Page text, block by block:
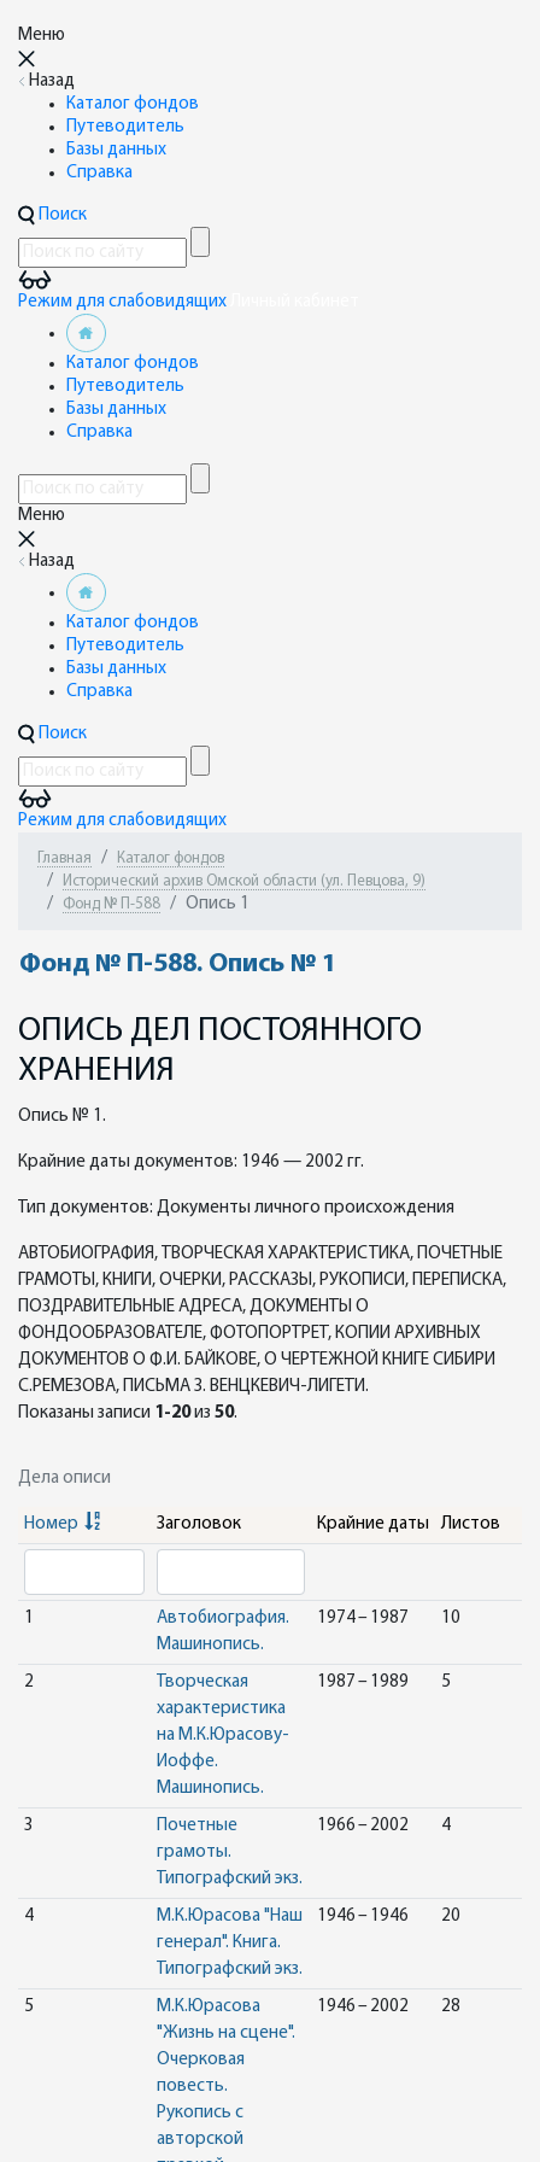
Меню
Назад
Каталог фондов
Путеводитель
Базы данных
Справка
Поиск
Режим для слабовидящих
Каталог фондов
Путеводитель
Базы данных
Справка
Меню
Назад
Каталог фондов
Путеводитель
Базы данных
Справка
Поиск
Режим для слабовидящих
Главная
Каталог фондов
Исторический архив Омской области (ул. Певцова, 9)
Фонд № П-588
Опись 1
Фонд № П-588. Опись № 1
ОПИСЬ ДЕЛ ПОСТОЯННОГО
ХРАНЕНИЯ
Опись № 1.
Крайние даты документов: 1946 — 2002 гг.
Тип документов: Документы личного происхождения
АВТОБИОГРАФИЯ, ТВОРЧЕСКАЯ ХАРАКТЕРИСТИКА, ПОЧЕТНЫЕ
ГРАМОТЫ, КНИГИ, ОЧЕРКИ, РАССКАЗЫ, РУКОПИСИ, ПЕРЕПИСКА,
ПОЗДРАВИТЕЛЬНЫЕ АДРЕСА, ДОКУМЕНТЫ О
ФОНДООБРАЗОВАТЕЛЕ, ФОТОПОРТРЕТ, КОПИИ АРХИВНЫХ
ДОКУМЕНТОВ О Ф.И. БАЙКОВЕ, О ЧЕРТЕЖНОЙ КНИГЕ СИБИРИ
С.РЕМЕЗОВА, ПИСЬМА З. ВЕНЦКЕВИЧ-ЛИГЕТИ.
Показаны записи 1-20из 50.
Дела описи
Номер Заголовок Крайние даты Листов
1
Автобиография.
Машинопись.
1974 – 1987 10
2
Творческая
характеристика
на М.К.Юрасову-
Иоффе.
Машинопись.
1987 – 1989 5
3
Почетные
грамоты.
Типографский экз.
1966 – 2002 4
4
М.К.Юрасова "Наш
генерал". Книга.
Типографский экз.
1946 – 1946 20
5
М.К.Юрасова
"Жизнь на сцене".
Очерковая
повесть.
Рукопись с
авторской
1946 – 2002 28